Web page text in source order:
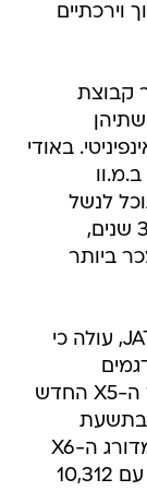
וירכתיים
קבוצת
באודי
לנשל
אותה מעמדת ההובלה בעוד פחות מ-3 שנים,
ביותר
בדירוג המכירות באירופה לפי נתוני JATO, עולה כי
הנמכרים בסגמנט הפנאי.בפסגה, עומד ה-X5 החדש
עותקים בתשעת
החודשים של השנה, ובמקום החמישי מדורג ה-X6
עם 10,899 יחידות. אודי במקום השישי עם 10,312